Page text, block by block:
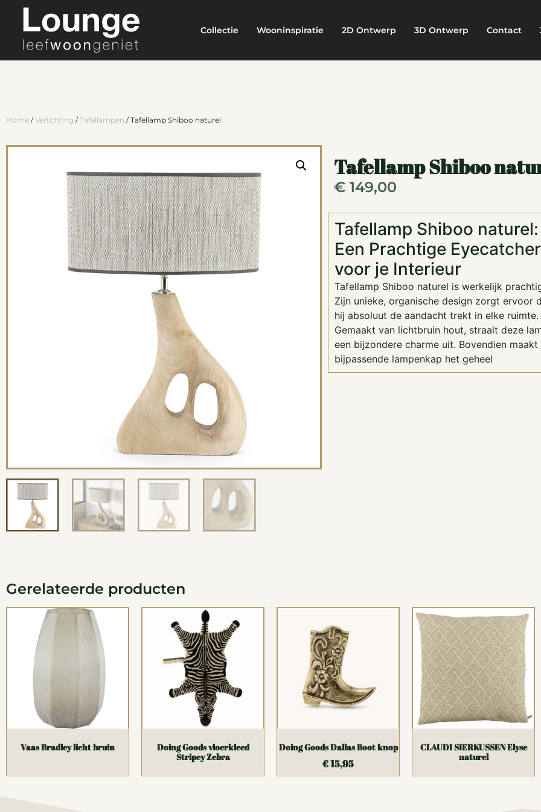
Collectie Wooninspiratie 2D Ontwerp 3D Ontwerp Contact
Home /Verlichting /Tafellampen / Tafellamp Shiboo naturel
Tafellamp Shiboo
€149,00
Tafellamp Shiboo naturel:
Een Prachtige Eyecatcher
voor je Interieur
Tafellamp Shiboo naturel is werkelijk
Zijn unieke, organische design zorgt ervoor
hij absoluut de aandacht trekt in elke ruimte.
Gemaakt van lichtbruin hout, straalt deze
een bijzondere charme uit. Bovendien maakt
bijpassende lampenkap het geheel
Gerelateerde producten
Vaas Bradley licht bruin
Doing Goods vloerkleed
Stripey Zebra
Doing Goods Dallas Boot knop
€15,95
CLAUDI SIERKUSSEN Elyse
naturel